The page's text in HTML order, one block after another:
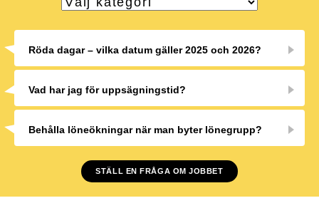
Röda dagar – vilka datum gäller 2025 och 2026?
Vad har jag för uppsägningstid?
Behålla löneökningar när man byter lönegrupp?
STÄLL EN FRÅGA OM JOBBET